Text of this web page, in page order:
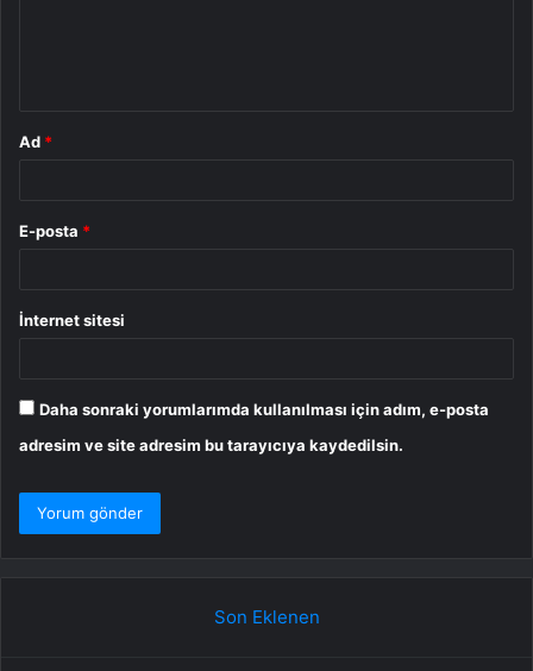
Ad *
E-posta *
İnternet sitesi
Daha sonraki yorumlarımda kullanılması için adım, e-posta
adresim ve site adresim bu tarayıcıya kaydedilsin.
Son Eklenen